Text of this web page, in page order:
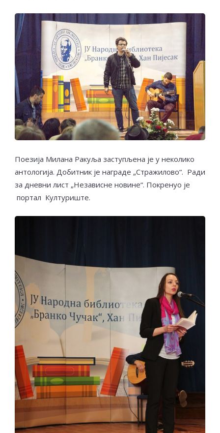
Поезија Милана Ракуља заступљена је у неколико
антологија. Добитник је награде „Стражилово“. Ради
за дневни лист „Независне новине“. Покренуо је
портал Културиште.